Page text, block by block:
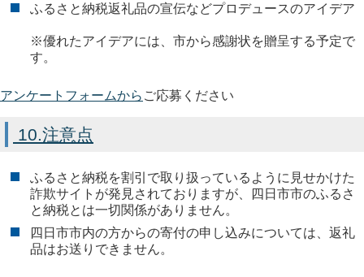
ふるさと納税返礼品の宣伝などプロデュースのアイデア
※優れたアイデアには、市から感謝状を贈呈する予定で
す。
アンケートフォームから ご応募ください
10.注意点
ふるさと納税を割引で取り扱っているように見せかけた
詐欺サイトが発見されておりますが、四日市市のふるさ
と納税とは一切関係がありません。
四日市市内の方からの寄付の申し込みについては、返礼
品はお送りできません。